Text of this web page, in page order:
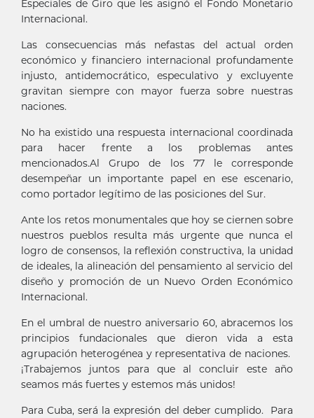
Especiales de Giro que les asignó el Fondo Monetario
Internacional.
Las consecuencias más nefastas del actual orden
económico y financiero internacional profundamente
injusto, antidemocrático, especulativo y excluyente
gravitan siempre con mayor fuerza sobre nuestras
naciones.
No ha existido una respuesta internacional coordinada
para hacer frente a los problemas antes
mencionados.Al Grupo de los 77 le corresponde
desempeñar un importante papel en ese escenario,
como portador legítimo de las posiciones del Sur.
Ante los retos monumentales que hoy se ciernen sobre
nuestros pueblos resulta más urgente que nunca el
logro de consensos, la reflexión constructiva, la unidad
de ideales, la alineación del pensamiento al servicio del
diseño y promoción de un Nuevo Orden Económico
Internacional.
En el umbral de nuestro aniversario 60, abracemos los
principios fundacionales que dieron vida a esta
agrupación heterogénea y representativa de naciones.
¡Trabajemos juntos para que al concluir este año
seamos más fuertes y estemos más unidos!
Para Cuba, será la expresión del deber cumplido. Para